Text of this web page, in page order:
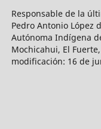
Responsable de la
Pedro Antonio López
Autónoma Indígena
Mochicahui, El
modificación: 16 de